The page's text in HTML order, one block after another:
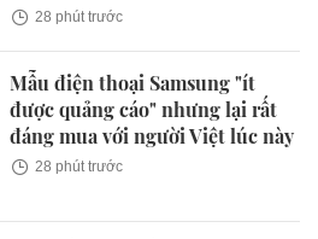
28 phút trước
Mẫu điện thoại Samsung "ít
được quảng cáo" nhưng lại rất
đáng mua với người Việt lúc này
28 phút trước